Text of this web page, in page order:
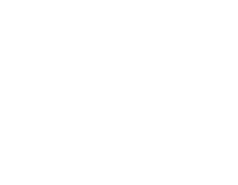
ফোন তারেক রহমানের,গ্যাস সঙ্কট